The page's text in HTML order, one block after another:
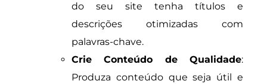
do seu site tenha títulos e
descrições otimizadas com
palavras-chave.
Crie Conteúdo de Qualidade:
Produza conteúdo que seja útil e